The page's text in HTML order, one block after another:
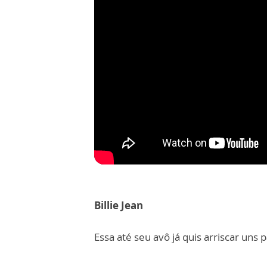
Billie Jean
Essa até seu avô já quis arriscar uns